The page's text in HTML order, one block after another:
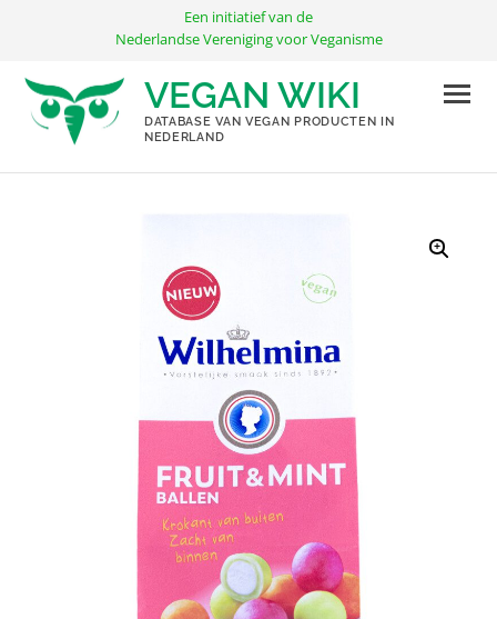
inhoud
Een initiatief van de
Nederlandse Vereniging voor Veganisme
VEGAN WIKI
DATABASE VAN VEGAN PRODUCTEN IN
NEDERLAND